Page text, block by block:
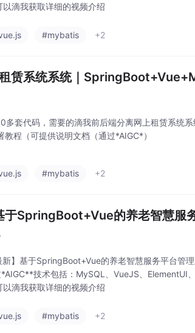
滴我获取详细的视频介绍
#mybatis +2
赁系统系统｜
多套代码，需要的滴我前后端分离网上租赁系统
程（可提供说明文档（通过*AIGC*）
#mybatis +2
于SpringBoot+Vue的养老智慧服
】基于SpringBoot+Vue的养老智慧服务平台管
技术包括：MySQL、VueJS、ElementUI
滴我获取详细的视频介绍
#mybatis +2